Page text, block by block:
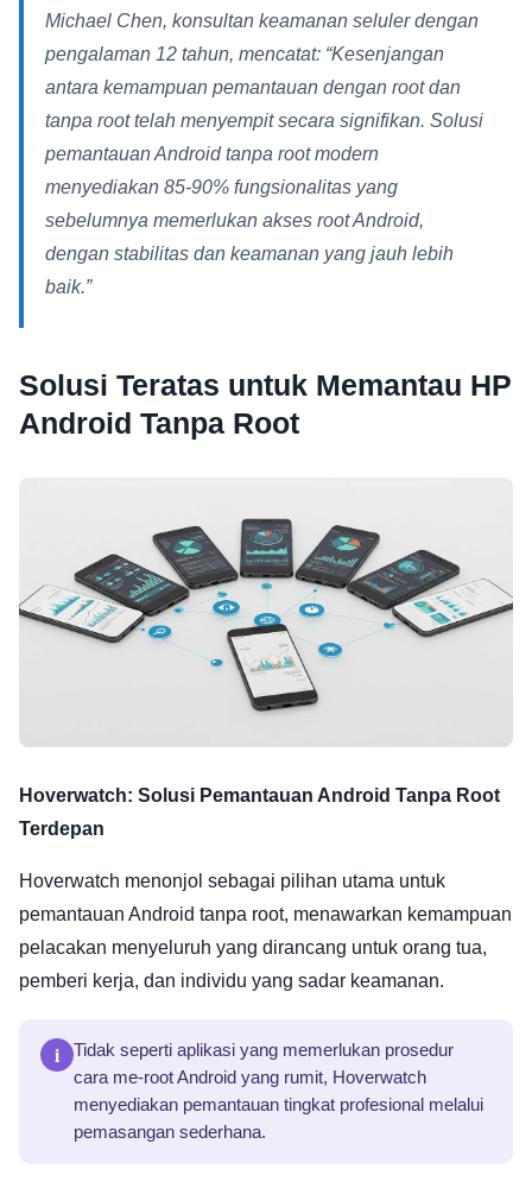
Michael Chen, konsultan keamanan seluler dengan
pengalaman 12 tahun, mencatat: “Kesenjangan
antara kemampuan pemantauan dengan root dan
tanpa root telah menyempit secara signifikan. Solusi
pemantauan Android tanpa root modern
menyediakan 85-90% fungsionalitas yang
sebelumnya memerlukan akses root Android,
dengan stabilitas dan keamanan yang jauh lebih
baik.”
Solusi Teratas untuk Memantau HP
Android Tanpa Root
Hoverwatch: Solusi Pemantauan Android Tanpa Root
Terdepan
Hoverwatch menonjol sebagai pilihan utama untuk
pemantauan Android tanpa root, menawarkan kemampuan
pelacakan menyeluruh yang dirancang untuk orang tua,
pemberi kerja, dan individu yang sadar keamanan.
i
Tidak seperti aplikasi yang memerlukan prosedur
cara me-root Android yang rumit, Hoverwatch
menyediakan pemantauan tingkat profesional melalui
pemasangan sederhana.